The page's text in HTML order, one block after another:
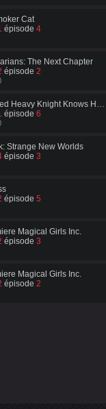
Cat
épisode 4
The Next Chapter
épisode 2
épisode 6
Strange New Worlds
épisode 3
épisode 5
Magical Girls Inc.
épisode 3
Magical Girls Inc.
épisode 2